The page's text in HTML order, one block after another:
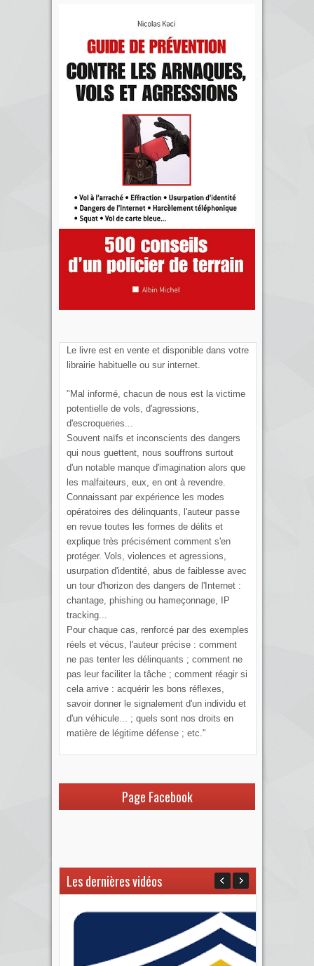
Le livre est en vente et disponible dans votre
librairie habituelle ou sur internet.
"Mal informé, chacun de nous est la victime
potentielle de vols, d'agressions,
d'escroqueries...
Souvent naïfs et inconscients des dangers
qui nous guettent, nous souffrons surtout
d'un notable manque d'imagination alors que
les malfaiteurs, eux, en ont à revendre.
Connaissant par expérience les modes
opératoires des délinquants, l'auteur passe
en revue toutes les formes de délits et
explique très précisément comment s'en
protéger. Vols, violences et agressions,
usurpation d'identité, abus de faiblesse avec
un tour d'horizon des dangers de l'Internet :
chantage, phishing ou hameçonnage, IP
tracking...
Pour chaque cas, renforcé par des exemples
réels et vécus, l'auteur précise : comment
ne pas tenter les délinquants ; comment ne
pas leur faciliter la tâche ; comment réagir si
cela arrive : acquérir les bons réflexes,
savoir donner le signalement d'un individu et
d'un véhicule... ; quels sont nos droits en
matière de légitime défense ; etc."
Page Facebook
Les dernières vidéos